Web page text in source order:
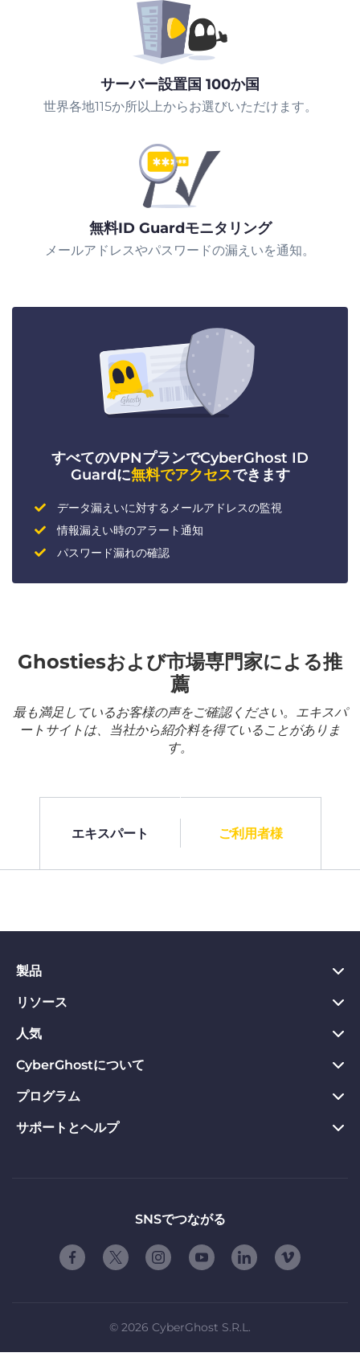
サーバー設置国 100か国
世界各地115か所以上からお選びいただけます。
無料ID Guardモニタリング
メールアドレスやパスワードの漏えいを通知。
すべてのVPNプランでCyberGhost ID
Guardに無料でアクセスできます
データ漏えいに対するメールアドレスの監視
情報漏えい時のアラート通知
パスワード漏れの確認
Ghostiesおよび市場専門家による推
薦
最も満足しているお客様の声をご確認ください。エキスパ
ートサイトは、当社から紹介料を得ていることがありま
す。
エキスパート ご利用者様
製品
PC向けVPN
Chrome向けVPN
Mac向けVPN
Android向けVPN
Firefox向けVPN
iOS向けVPN
リソース
プライバシーハブ
プライバシーツール
返金保証
VPNのメリット
人気
今すぐダウンロード
Webサイトのブロックを解除
専用IP VPN
CyberGhostについて
CyberGhostについて
お問い合わせ
プログラム
アフィリエイト
脆弱性開示プログラム
パートナーシップ
サポートとヘルプ
サポートに問い合わせるSNSでつながる
© 2026 CyberGhost S.R.L.